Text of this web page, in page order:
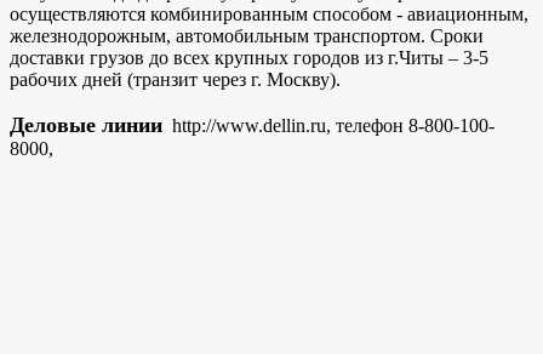
осуществляются комбинированным способом - авиационным,
железнодорожным, автомобильным транспортом. Сроки
доставки грузов до всех крупных городов из г.Читы – 3-5
рабочих дней (транзит через г. Москву).
Деловые линии http://www.dellin.ru, телефон 8-800-100-
8000,